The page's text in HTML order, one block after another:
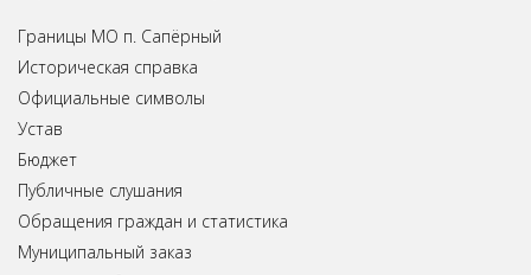
Границы МО п. Сапёрный
Историческая справка
Официальные символы
Устав
Бюджет
Публичные слушания
Обращения граждан и статистика
Муниципальный заказ